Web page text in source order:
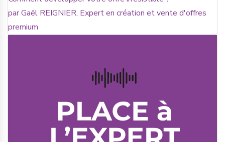
par Gaël REIGNIER, Expert en création et vente d'offres
premium